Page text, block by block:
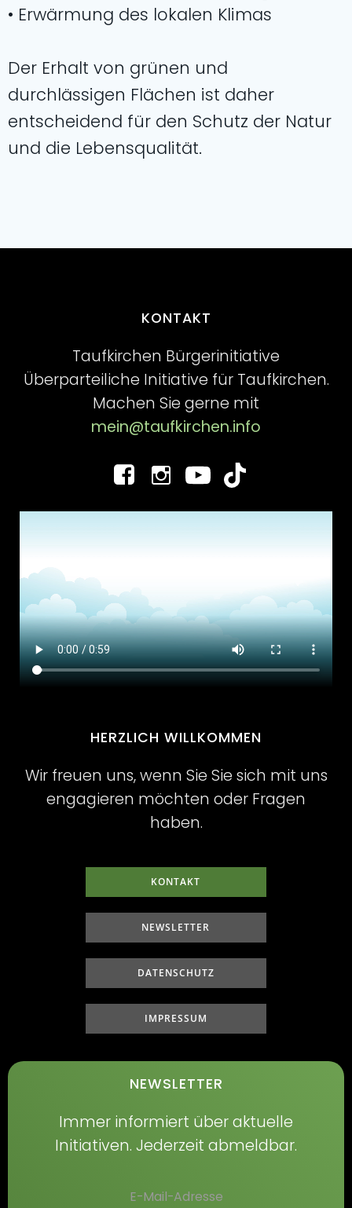
• Erwärmung des lokalen Klimas
Der Erhalt von grünen und
durchlässigen Flächen ist daher
entscheidend für den Schutz der Natur
und die Lebensqualität.
KONTAKT
Taufkirchen Bürgerinitiative
Überparteiliche Initiative für Taufkirchen.
Machen Sie gerne mit
mein@taufkirchen.info
HERZLICH WILLKOMMEN
Wir freuen uns, wenn Sie Sie sich mit uns
engagieren möchten oder Fragen
haben.
KONTAKT
NEWSLETTER
DATENSCHUTZ
IMPRESSUM
NEWSLETTER
Immer informiert über aktuelle
Initiativen. Jederzeit abmeldbar.
E-Mail-Adresse